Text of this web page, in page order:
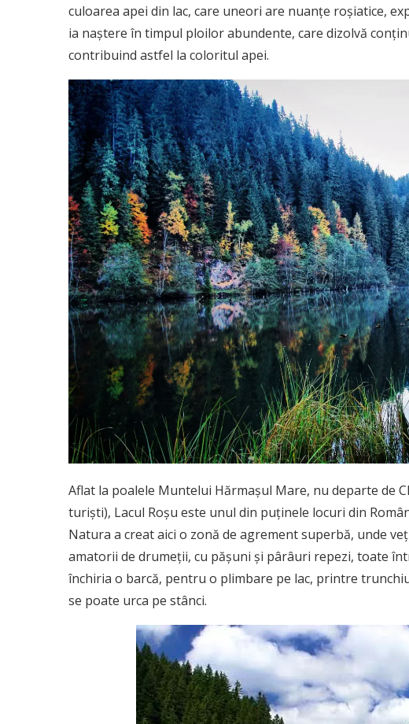
culoarea apei din lac, care uneori are nuanțe roșiatice,
ia naștere în timpul ploilor abundente, care dizolvă
contribuind astfel la coloritul apei.
Aflat la poalele Muntelui Hărmașul Mare, nu departe de
turiști), Lacul Roșu este unul din puținele locuri din
Natura a creat aici o zonă de agrement superbă, unde
amatorii de drumeții, cu pășuni și pârâuri repezi, toate
închiria o barcă, pentru o plimbare pe lac, printre
se poate urca pe stânci.